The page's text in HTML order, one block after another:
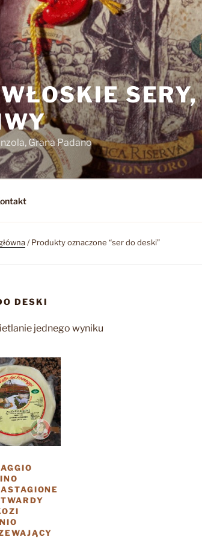
Grana Padano
/ Produkty oznaczone “ser do deski”
DESKI
jednego wyniku